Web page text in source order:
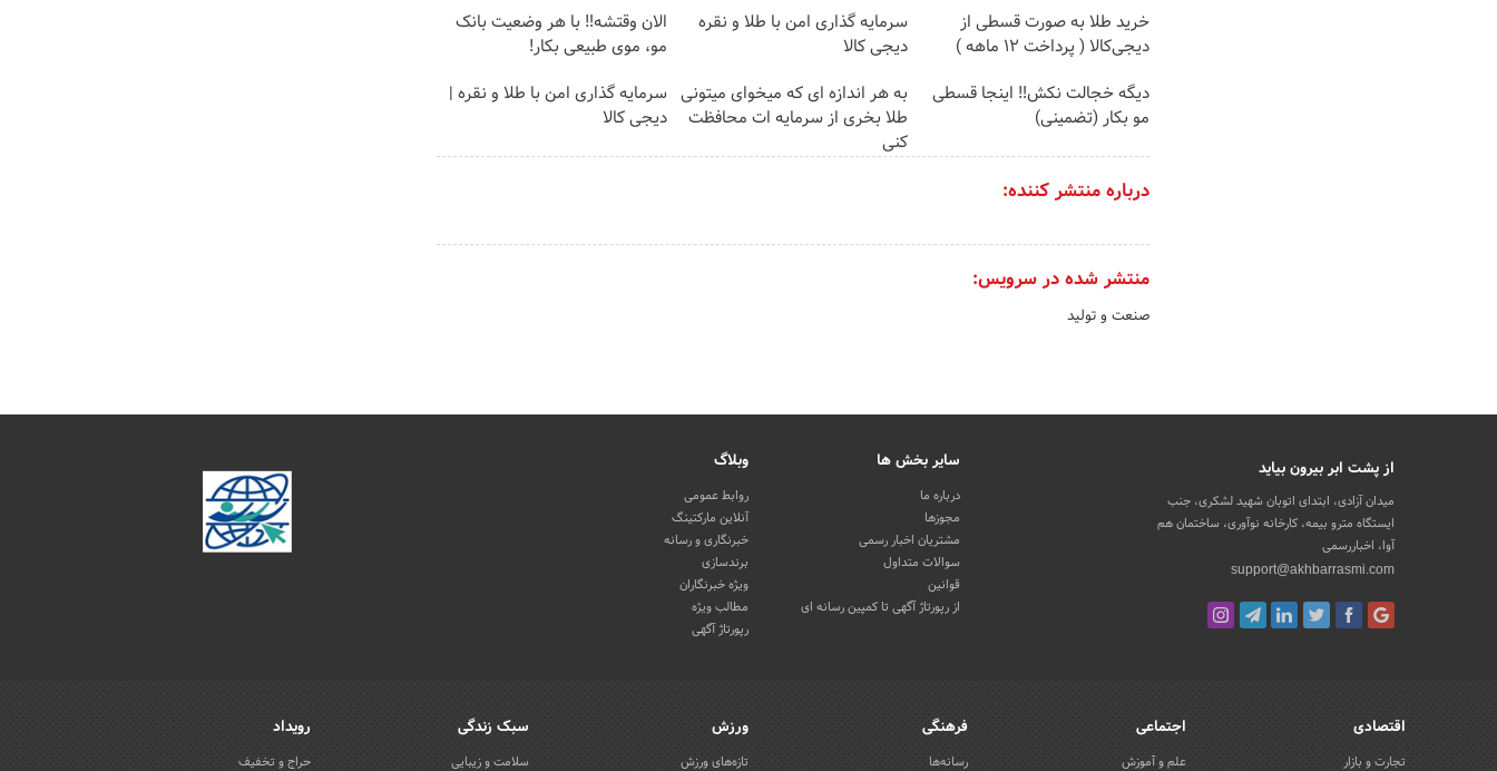
خرید طلا به صورت قسطی از
دیجی‌کالا ( پرداخت 12 ماهه )
سرمایه گذاری امن با طلا و نقره
دیجی کالا
الان وقتشه‼️ با هر وضعیت بانک
مو، موی طبیعی بکار!
دیگه خجالت نکش‼️ اینجا قسطی
مو بکار (تضمینی)
به هر اندازه ای که میخوای میتونی
طلا بخری از سرمایه ات محافظت
کنی
سرمایه گذاری امن با طلا و نقره |
دیجی کالا
درباره منتشر کننده:
منتشر شده در سرویس:
صنعت و تولید
از پشت ابر بیرون بیاید
میدان آزادی، ابتدای اتوبان شهید لشکری، جنب
ایستگاه مترو بیمه، کارخانه نوآوری، ساختمان هم
آوا، اخباررسمی
support@akhbarrasmi.com
سایر بخش ها
درباره ما
مجوزها
مشتریان اخبار رسمی
سوالات متداول
قوانین
از رپورتاژ آگهی تا کمپین رسانه ای
وبلاگ
روابط عمومی
آنلاین مارکتینگ
خبرنگاری و رسانه
برندسازی
ویژه خبرنگاران
مطالب ویژه
رپورتاژ آگهی
اقتصادی
تجارت و بازار
اجتماعی
علم و آموزش
فرهنگی
رسانه‌ها
ورزش
تازه‌های ورزش
سبک زندگی
سلامت و زیبایی
رویداد
حراج و تخفیف